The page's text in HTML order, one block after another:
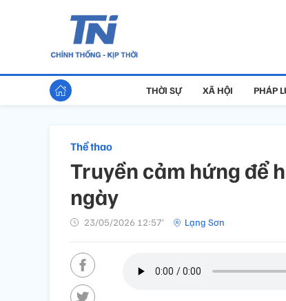
THỜI SỰ XÃ HỘI PHÁP
Thể thao
Truyền cảm hứng để
ngày
23/05/2026 12:57’ Lạng Sơn